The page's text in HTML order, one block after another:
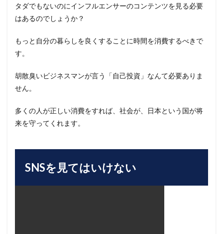
タダでもないのにインフルエンサーのコンテンツを見る必要
はあるのでしょうか？
もっと自分の暮らしを良くすることに時間を消費するべきで
す。
胡散臭いビジネスマンが言う「自己投資」なんて必要ありま
せん。
多くの人が正しい消費をすれば、社会が、日本という国が将
来を守ってくれます。
SNSを見てはいけない